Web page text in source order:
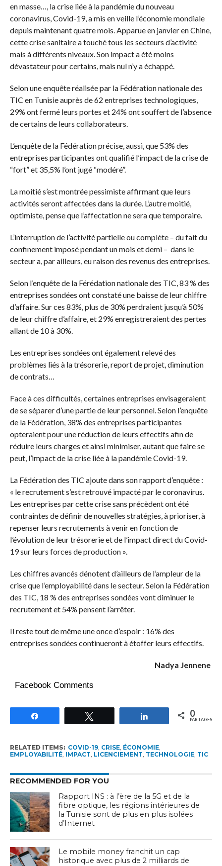
en masse…, la crise liée à la pandémie du nouveau
coronavirus, Covid-19, a mis en veille l’économie mondiale
depuis maintenant quatre mois. Apparue en janvier en Chine,
cette crise sanitaire a touché tous les secteurs d’activité
mais à différents niveaux. Son impact a été moins
dévastateur pour certains, mais nul n’y a échappé.
Selon une enquête réalisée par la Fédération nationale des
TIC en Tunisie auprès de 62 entreprises technologiques,
29% ont fermé leurs portes et 24% ont souffert de l’absence
de certains de leurs collaborateurs.
L’enquête de la Fédération précise, aussi, que 53% des
entreprises participantes ont qualifié l’impact de la crise de
“fort” et 35,5% l’ont jugé “modéré”.
La moitié s’est montrée pessimiste affirmant que leurs
activités seront affectées dans la durée. L’autre moitié,
optimiste, pense que l’affectation ne sera que temporaire.
L’interruption de l’activité partielle ou complète – du fait du
confinement imposé pendant un mois et demi – dans le
secteur a, par ailleurs, eu raison des revenus des entreprises.
Selon l’enquête de la Férédation nationale des TIC, 83 % des
entreprises sondées ont constaté une baisse de leur chiffre
d’affaire. Sur ces 83%, plus de 30% perdraient jusqu’à 50%
de leur chiffre d’affaire, et 29% enregistreraient des pertes
allant de 10 à 30%.
Les entreprises sondées ont également relevé des
problèmes liés à la trésorerie, report de projet, diminution
de contrats…
Face à ces difficultés, certaines entreprises envisageraient
de se séparer d’une partie de leur personnel. Selon l’enquête
de la Fédération, 38% des entreprises participantes
opteraient pour une réduction de leurs effectifs afin de
réduire leurs charges et ainsi minimiser, autant que faire se
peut, l’impact de la crise liée à la pandémie Covid-19.
La Fédération des TIC ajoute dans son rapport d’enquête :
« le recrutement s’est retrouvé impacté par le coronavirus.
Les entreprises par cette crise sans précèdent ont été
contraintes de définir de nouvelles stratégies, à prioriser, à
repenser leurs recrutements à venir en fonction de
l’évolution de leur trésorerie et de l’impact direct du Covid-
19 sur leurs forces de production ».
Les chiffres avancés dénotent d’ailleurs de l’ampleur de la
crise que l’employabilité dans le secteur. Selon la Fédération
des TIC, 18 % des entreprises sondées vont diminuer le
recrutement et 54% pensent l’arrêter.
Il reste tout de même une once d’espoir : 16% des
entreprises sondées continueront à étoffer leurs effectifs.
Nadya Jennene
Facebook Comments
Partagez 0
PARTAGES
RELATED ITEMS: COVID-19, CRISE, ÉCONOMIE,
EMPLOYABILITÉ, IMPACT, LICENCIEMENT, TECHNOLOGIE, TIC
RECOMMENDED FOR YOU
Rapport INS : à l’ère de la 5G et de la
fibre optique, les régions intérieures de
la Tunisie sont de plus en plus isolées
d’Internet
Le mobile money franchit un cap
historique avec plus de 2 milliards de